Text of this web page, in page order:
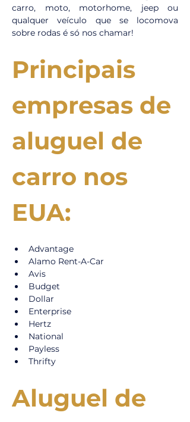
carro, moto, motorhome, jeep ou
qualquer veículo que se locomova
sobre rodas é só nos chamar!
Principais
empresas de
aluguel de
carro nos
EUA:
Advantage
Alamo Rent-A-Car
Avis
Budget
Dollar
Enterprise
Hertz
National
Payless
Thrifty
Aluguel de